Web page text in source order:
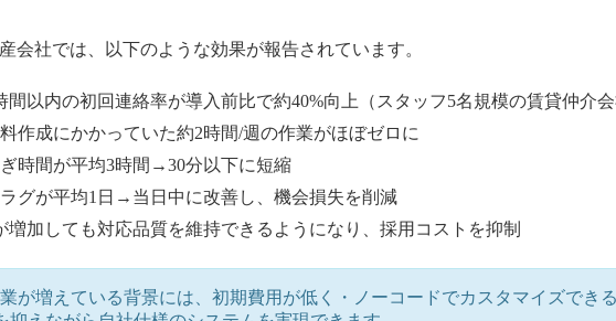
会社では、以下のような効果が報告されています。
間以内の初回連絡率が導入前比で約40%向上（スタッフ5名規模の賃貸仲介会
作成にかかっていた約2時間/週の作業がほぼゼロに
時間が平均3時間→30分以下に短縮
グが平均1日→当日中に改善し、機会損失を削減
増加しても対応品質を維持できるようになり、採用コストを抑制
が増えている背景には、初期費用が低く・ノーコードでカスタマイズでき